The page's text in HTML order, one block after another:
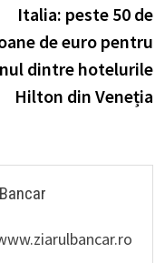
Italia: peste 50 de
de euro pentru
dintre hotelurile
Hilton din Veneția